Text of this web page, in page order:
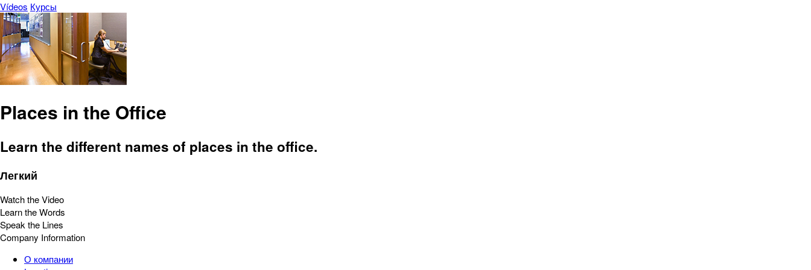
Vídeos Курсы
Places in the Office
Learn the different names of places in the office.
Легкий
Watch the Video
Learn the Words
Speak the Lines
Company Information
О компании